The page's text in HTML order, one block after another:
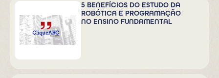
5 BENEFÍCIOS DO ESTUDO DA
ROBÓTICA E PROGRAMAÇÃO
NO ENSINO FUNDAMENTAL